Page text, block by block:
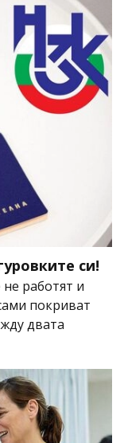
си!
работят и
покриват
двата